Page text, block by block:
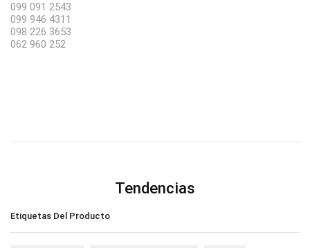
099 091 2543
099 946 4311
098 226 3653
062 960 252
Tendencias
Etiquetas Del Producto